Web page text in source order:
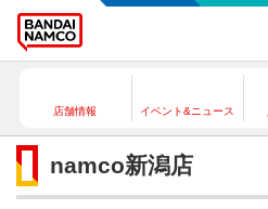
店舗情報 イベント&ニュース
namco新潟店